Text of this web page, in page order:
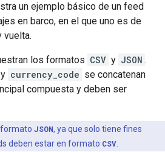
un ejemplo básico de un feed
en barco, en el que uno es de
vuelta.
los formatos CSV y JSON .
y currency_code se concatenan
compuesta y deben ser
formato JSON, ya que solo tiene fines
deben estar en formato CSV